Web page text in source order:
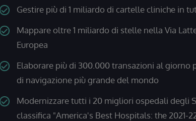
Gestire più di 1 miliardo di cartelle cliniche in
Mappare oltre 1 miliardo di stelle nella Via
Europea
Elaborare più di 300.000 transazioni al giorno
di navigazione più grande del mondo
Modernizzare tutti i 20 migliori ospedali degli
classifica "America's Best Hospitals: the 2021-